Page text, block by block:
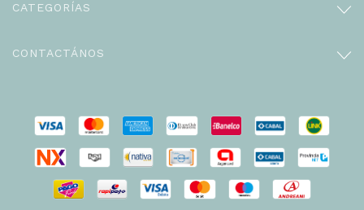
CATEGORÍAS
CONTACTÁNOS